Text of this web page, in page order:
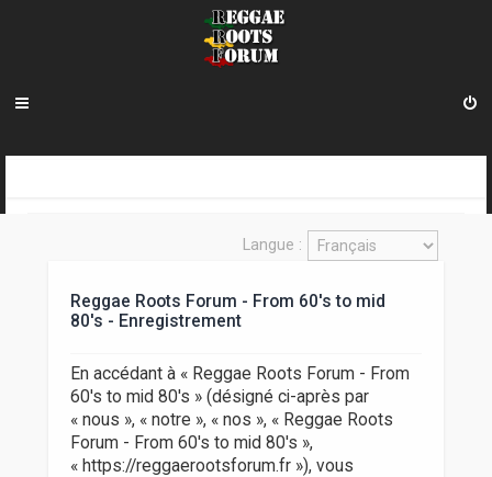
Langue :
Reggae Roots Forum - From 60's to mid
80's - Enregistrement
En accédant à « Reggae Roots Forum - From
60's to mid 80's » (désigné ci-après par
« nous », « notre », « nos », « Reggae Roots
Forum - From 60's to mid 80's »,
« https://reggaerootsforum.fr »), vous